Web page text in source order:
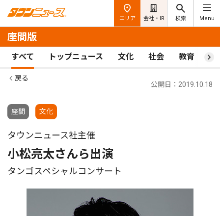
エリア 会社・IR 検索 Menu
座間版
すべて トップニュース 文化 社会 教育 ス
戻る
座間 文化
公開日：2019.10.18
タウンニュース社主催
小松亮太さんら出演
タンゴスペシャルコンサート